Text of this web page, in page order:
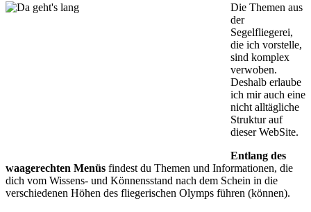
Die Themen aus
der
Segelfliegerei,
die ich vorstelle,
sind komplex
verwoben.
Deshalb erlaube
ich mir auch eine
nicht alltägliche
Struktur auf
dieser WebSite.
Entlang des
waagerechten Menüs findest du Themen und Informationen, die
dich vom Wissens- und Könnensstand nach dem Schein in die
verschiedenen Höhen des fliegerischen Olymps führen (können).